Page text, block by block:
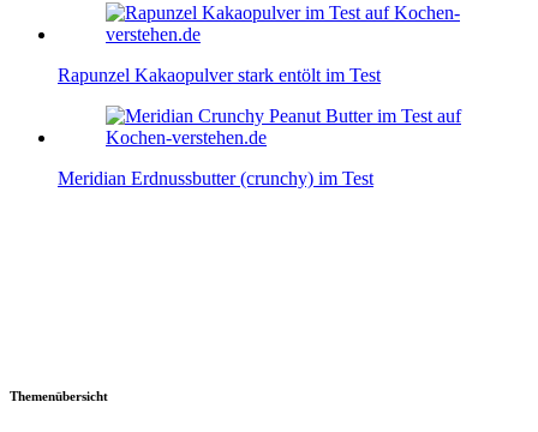
Rapunzel Kakaopulver stark entölt im Test
Meridian Erdnussbutter (crunchy) im Test
Themenübersicht